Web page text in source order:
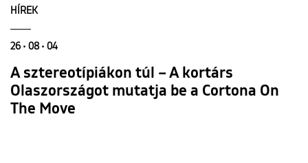
HÍREK
26 • 08 • 04
A sztereotípiákon túl – A kortárs
Olaszországot mutatja be a Cortona On
The Move